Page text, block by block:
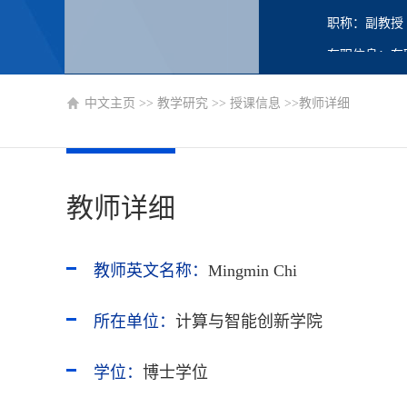
职称：副教授
在职信息：在
硕士生导师
中文主页 >> 教学研究 >> 授课信息 >>教师详细
教师详细
教师英文名称： Mingmin Chi
所在单位： 计算与智能创新学院
学位： 博士学位